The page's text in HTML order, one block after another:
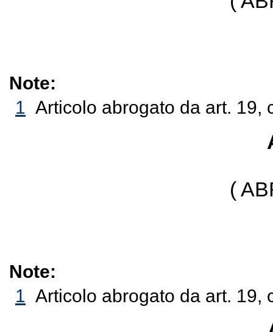
Note:
1 Articolo abrogato da art. 19,
(
Note:
1 Articolo abrogato da art. 19,